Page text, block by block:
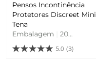
Pensos Incontinência
Protetores Discreet Mini
Tena
Embalagem
20
Unidades
5.0 (3)